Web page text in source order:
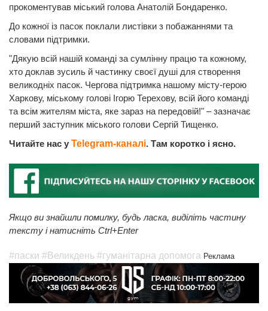
прокоментував міський голова Анатолій Бондаренко.
До кожної із пасок поклали листівки з побажаннями та
словами підтримки.
"Дякую всій нашій команді за сумлінну працю та кожному,
хто доклав зусиль й частинку своєї душі для створення
великодніх пасок. Чергова підтримка нашому місту-герою
Харкову, міському голові Ігорю Терехову, всій його команді
та всім жителям міста, яке зараз на передовій!" – зазначає
перший заступник міського голови Сергій Тищенко.
Читайте нас у Telegram-каналі. Там коротко і ясно.
Якщо ви знайшли помилку, будь ласка, виділіть частину
тексту і натисніть Ctrl+Enter
#паски #Великдень #гуманітарна допомога Реклама